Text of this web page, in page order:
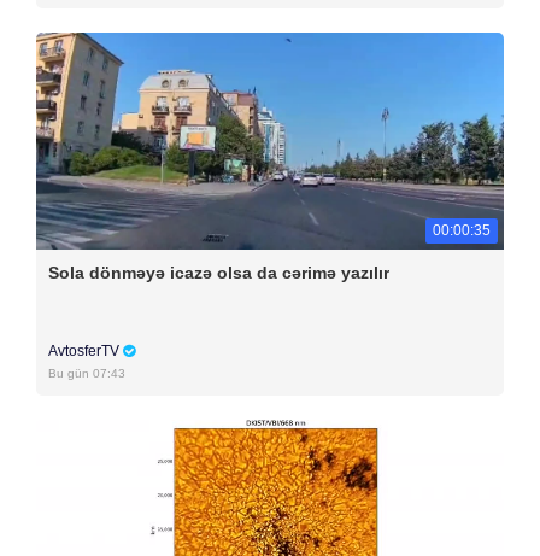
00:00:35
Sola dönməyə icazə olsa da cərimə yazılır
AvtosferTV
Bu gün 07:43